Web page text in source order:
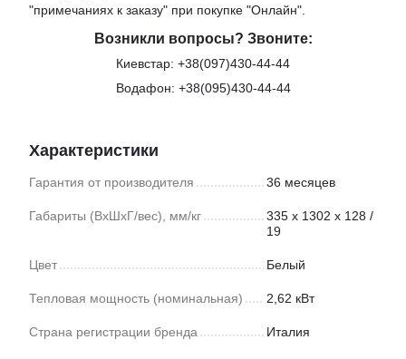
"примечаниях к заказу" при покупке "Онлайн".
Возникли вопросы? Звоните:
Киевстар: +38(097)430-44-44
Водафон: +38(095)430-44-44
Характеристики
Гарантия от производителя 36 месяцев
Габариты (ВхШхГ/вес), мм/кг
335 х 1302 х 128 /
19
Цвет Белый
Тепловая мощность (номинальная) 2,62 кВт
Страна регистрации бренда Италия